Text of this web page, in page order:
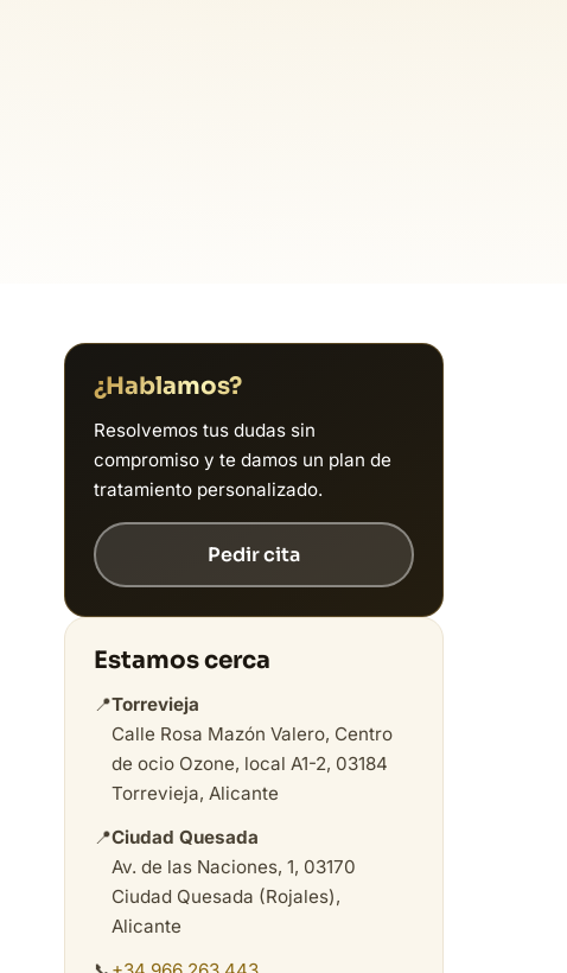
¿Hablamos?
Resolvemos tus dudas sin
compromiso y te damos un plan de
tratamiento personalizado.
Pedir cita
Estamos cerca
📍Torrevieja
Calle Rosa Mazón Valero, Centro
de ocio Ozone, local A1-2, 03184
Torrevieja, Alicante
📍Ciudad Quesada
Av. de las Naciones, 1, 03170
Ciudad Quesada (Rojales),
Alicante